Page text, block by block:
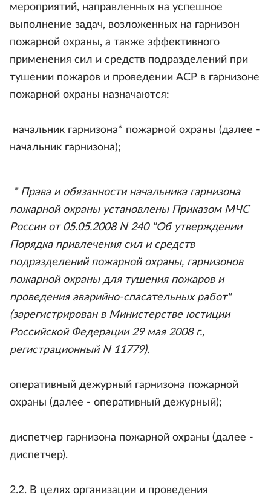
мероприятий, направленных на успешное
выполнение задач, возложенных на гарнизон
пожарной охраны, а также эффективного
применения сил и средств подразделений при
тушении пожаров и проведении АСР в гарнизоне
пожарной охраны назначаются:
начальник гарнизона* пожарной охраны (далее -
начальник гарнизона);
* Права и обязанности начальника гарнизона
пожарной охраны установлены Приказом МЧС
России от 05.05.2008 N 240 "Об утверждении
Порядка привлечения сил и средств
подразделений пожарной охраны, гарнизонов
пожарной охраны для тушения пожаров и
проведения аварийно-спасательных работ"
(зарегистрирован в Министерстве юстиции
Российской Федерации 29 мая 2008 г.,
регистрационный N 11779).
оперативный дежурный гарнизона пожарной
охраны (далее - оперативный дежурный);
диспетчер гарнизона пожарной охраны (далее -
диспетчер).
2.2. В целях организации и проведения